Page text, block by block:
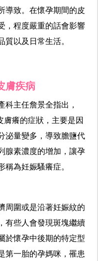
導致。在懷孕期間的皮
，程度嚴重的話會影響
質以及日常生活。
膚疾病
科主任詹景全指出，
膚癢的症狀，主要是因
泌量變多，導致膽鹽代
腺素濃度的增加，讓孕
稱為妊娠騷癢症。
周圍或是沿著妊娠紋的
有些人會發現斑塊繼續
於懷孕中後期的特定型
第一胎的孕媽咪，罹患